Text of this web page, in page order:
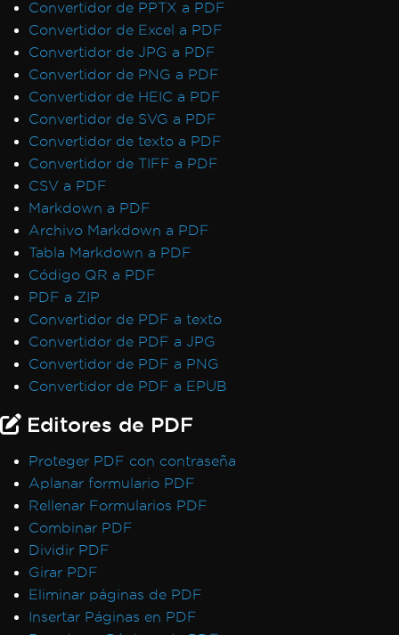
Mensajes de excepción
Se denegó el acceso a la ruta 'Global-
IronSoftwareDeploymentGlobal'
502 Bad Gateway
Error al establecer conexión con el servidor
de licencias
Error al desplegar las dependencias de
Chrome
Error al desplegar las dependencias de
Pdfium
Error al abrir documento desde bytes: 'mala
asignación'
No se pudo desplegar el paquete NuGet
El proceso de GPU no es utilizable
Código de retorno inválido de
CefExecuteProcess de 0
IronPDF no puede abrir / analizar un archivo
Excepción nativa de IronPDF
El servicio de red se detuvo, reiniciando
servicio
No se encontró ninguna función con el
nombre SetLogEvent con el código de error
(127)
El registro no es compatible en esta
plataforma
Tiempo de espera al renderizar PDF
Convertidor de PPTX a PDF
Convertidor de Excel a PDF
Convertidor de JPG a PDF
Convertidor de PNG a PDF
Convertidor de HEIC a PDF
Convertidor de SVG a PDF
Convertidor de texto a PDF
Convertidor de TIFF a PDF
CSV a PDF
Markdown a PDF
Archivo Markdown a PDF
Tabla Markdown a PDF
Código QR a PDF
PDF a ZIP
Convertidor de PDF a texto
Convertidor de PDF a JPG
Convertidor de PDF a PNG
Convertidor de PDF a EPUB
Editores de PDF
Proteger PDF con contraseña
Aplanar formulario PDF
Rellenar Formularios PDF
Combinar PDF
Dividir PDF
Girar PDF
Eliminar páginas de PDF
Insertar Páginas en PDF